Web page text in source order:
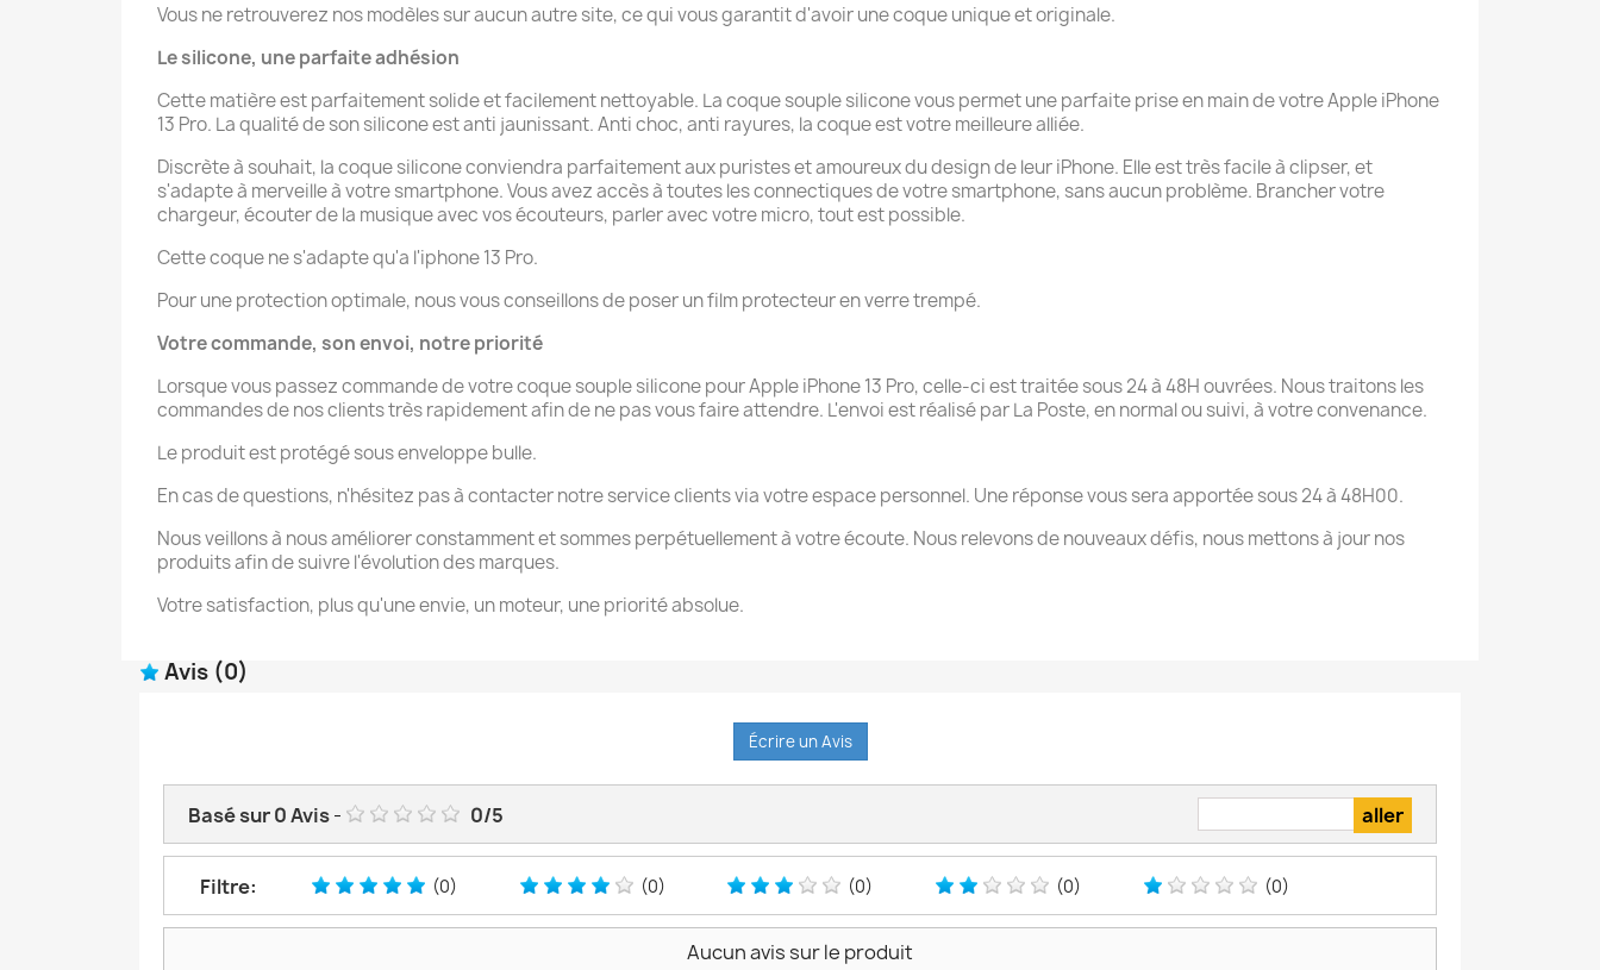
Vous ne retrouverez nos modèles sur aucun autre site, ce qui vous garantit d'avoir une coque unique et originale.
Le silicone, une parfaite adhésion
Cette matière est parfaitement solide et facilement nettoyable. La coque souple silicone vous permet une parfaite prise en main de votre Apple iPhone
13 Pro. La qualité de son silicone est anti jaunissant. Anti choc, anti rayures, la coque est votre meilleure alliée.
Discrète à souhait, la coque silicone conviendra parfaitement aux puristes et amoureux du design de leur iPhone. Elle est très facile à clipser, et
s'adapte à merveille à votre smartphone. Vous avez accès à toutes les connectiques de votre smartphone, sans aucun problème. Brancher votre
chargeur, écouter de la musique avec vos écouteurs, parler avec votre micro, tout est possible.
Cette coque ne s'adapte qu'a l'iphone 13 Pro.
Pour une protection optimale, nous vous conseillons de poser un film protecteur en verre trempé.
Votre commande, son envoi, notre priorité
Lorsque vous passez commande de votre coque souple silicone pour Apple iPhone 13 Pro, celle-ci est traitée sous 24 à 48H ouvrées. Nous traitons les
commandes de nos clients très rapidement afin de ne pas vous faire attendre. L'envoi est réalisé par La Poste, en normal ou suivi, à votre convenance.
Le produit est protégé sous enveloppe bulle.
En cas de questions, n'hésitez pas à contacter notre service clients via votre espace personnel. Une réponse vous sera apportée sous 24 à 48H00.
Nous veillons à nous améliorer constamment et sommes perpétuellement à votre écoute. Nous relevons de nouveaux défis, nous mettons à jour nos
produits afin de suivre l'évolution des marques.
Votre satisfaction, plus qu'une envie, un moteur, une priorité absolue.
Avis (0)
Écrire un Avis
Basé sur0Avis- 0/5
Filtre: (0) (0) (0) (0) (0)
Aucun avis sur le produit